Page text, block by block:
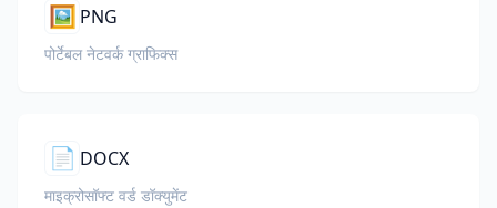
🖼️ PNG
पोर्टेबल नेटवर्क ग्राफिक्स
📄 DOCX
माइक्रोसॉफ्ट वर्ड डॉक्युमेंट